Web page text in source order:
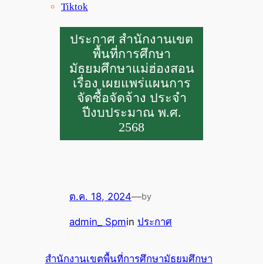
Tiktok
ประกาศ สำนักงานเขต
พื้นที่การศึกษา
มัธยมศึกษาแม่ฮ่องสอน
เรื่อง เผยแพร่แผนการ
จัดซื้อจัดจ้าง ประจำ
ปีงบประมาณ พ.ศ.
2568
ต.ค. 18, 2024—by
admin_ Spminประกาศ
สำนักงานเขตพื้นที่การศึกษามัธยมศึกษา